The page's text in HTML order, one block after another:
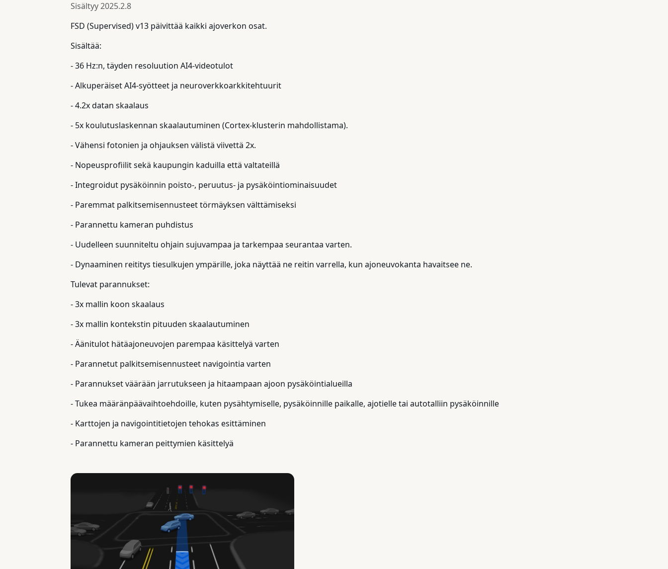
Sisältyy2025.2.8
FSD (Supervised) v13 päivittää kaikki ajoverkon osat.
Sisältää:
- 36 Hz:n, täyden resoluution AI4-videotulot
- Alkuperäiset AI4-syötteet ja neuroverkkoarkkitehtuurit
- 4.2x datan skaalaus
- 5x koulutuslaskennan skaalautuminen (Cortex-klusterin mahdollistama).
- Vähensi fotonien ja ohjauksen välistä viivettä 2x.
- Nopeusprofiilit sekä kaupungin kaduilla että valtateillä
- Integroidut pysäköinnin poisto-, peruutus- ja pysäköintiominaisuudet
- Paremmat palkitsemisennusteet törmäyksen välttämiseksi
- Parannettu kameran puhdistus
- Uudelleen suunniteltu ohjain sujuvampaa ja tarkempaa seurantaa varten.
- Dynaaminen reititys tiesulkujen ympärille, joka näyttää ne reitin varrella, kun ajoneuvokanta havaitsee ne.
Tulevat parannukset:
- 3x mallin koon skaalaus
- 3x mallin kontekstin pituuden skaalautuminen
- Äänitulot hätäajoneuvojen parempaa käsittelyä varten
- Parannetut palkitsemisennusteet navigointia varten
- Parannukset väärään jarrutukseen ja hitaampaan ajoon pysäköintialueilla
- Tukea määränpäävaihtoehdoille, kuten pysähtymiselle, pysäköinnille paikalle, ajotielle tai autotalliin pysäköinnille
- Karttojen ja navigointitietojen tehokas esittäminen
- Parannettu kameran peittymien käsittelyä